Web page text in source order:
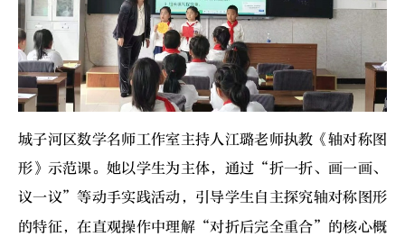
城子河区数学名师工作室主持人江璐老师执教《轴对称图
形》示范课。她以学生为主体，通过“折一折、画一画、
议一议”等动手实践活动，引导学生自主探究轴对称图形
的特征，在直观操作中理解“对折后完全重合”的核心概